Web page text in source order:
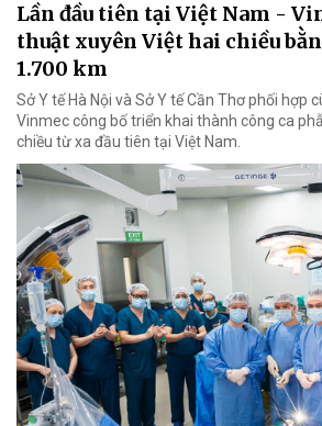
Lần đầu tiên tại Việt Nam -
thuật xuyên Việt hai chiều
1.700 km
Sở Y tế Hà Nội và Sở Y tế Cần Thơ phối hợp
Vinmec công bố triển khai thành công ca
chiều từ xa đầu tiên tại Việt Nam.